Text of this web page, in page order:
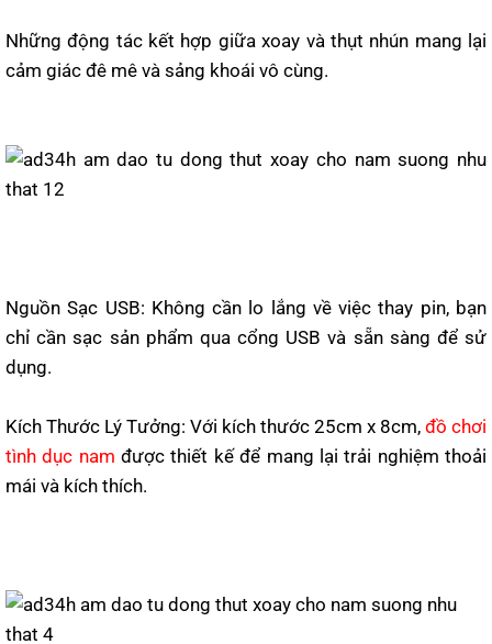
Những động tác kết hợp giữa xoay và thụt nhún mang lại
cảm giác đê mê và sảng khoái vô cùng.
Nguồn Sạc USB: Không cần lo lắng về việc thay pin, bạn
chỉ cần sạc sản phẩm qua cổng USB và sẵn sàng để sử
dụng.
Kích Thước Lý Tưởng: Với kích thước 25cm x 8cm, đồ chơi
tình dục nam được thiết kế để mang lại trải nghiệm thoải
mái và kích thích.